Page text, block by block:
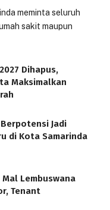
meminta seluruh
sakit maupun
Dihapus,
Maksimalkan
Jadi
di Kota Samarinda
Lembuswana
Tenant